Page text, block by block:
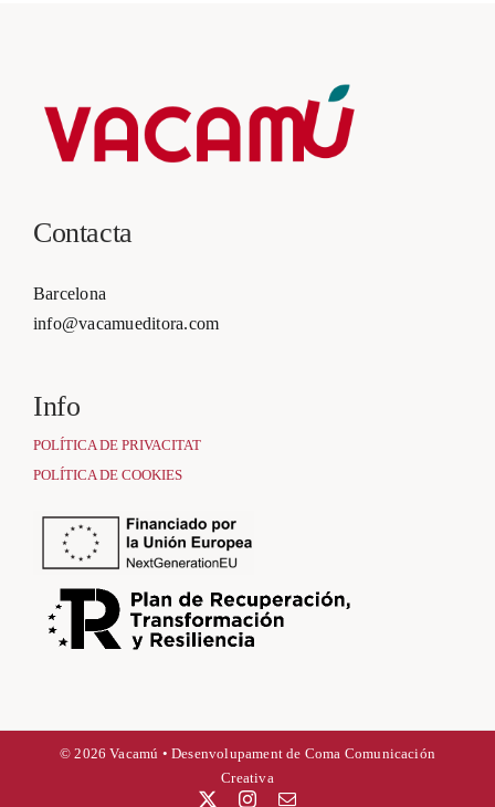
Contacta
Barcelona
info@vacamueditora.com
Info
POLÍTICA DE PRIVACITAT
POLÍTICA DE COOKIES
© 2026 Vacamú • Desenvolupament de Coma Comunicación
Creativa